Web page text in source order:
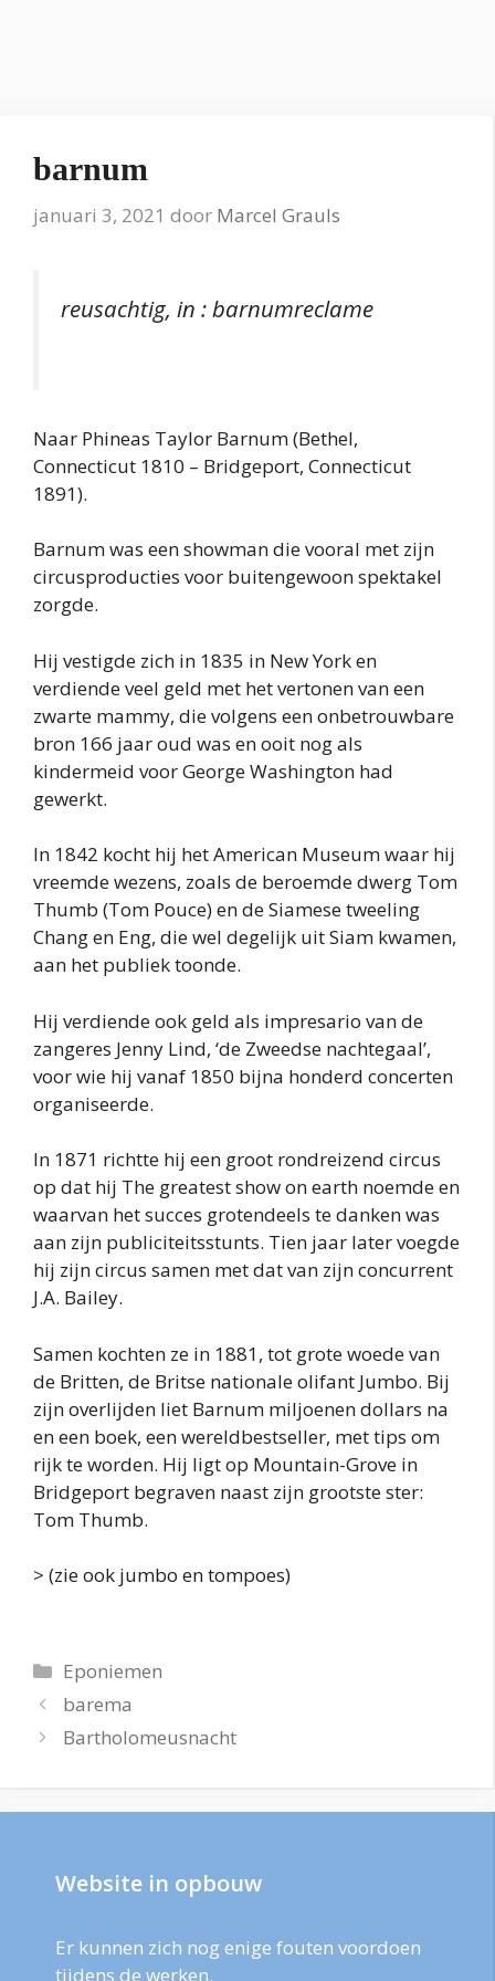
barnum
januari 3, 2021 door Marcel Grauls
reusachtig, in : barnumreclame
Naar Phineas Taylor Barnum (Bethel,
Connecticut 1810 – Bridgeport, Connecticut
1891).
Barnum was een showman die vooral met zijn
circusproducties voor buitengewoon spektakel
zorgde.
Hij vestigde zich in 1835 in New York en
verdiende veel geld met het vertonen van een
zwarte mammy, die volgens een onbetrouwbare
bron 166 jaar oud was en ooit nog als
kindermeid voor George Washington had
gewerkt.
In 1842 kocht hij het American Museum waar hij
vreemde wezens, zoals de beroemde dwerg Tom
Thumb (Tom Pouce) en de Siamese tweeling
Chang en Eng, die wel degelijk uit Siam kwamen,
aan het publiek toonde.
Hij verdiende ook geld als impresario van de
zangeres Jenny Lind, ‘de Zweedse nachtegaal’,
voor wie hij vanaf 1850 bijna honderd concerten
organiseerde.
In 1871 richtte hij een groot rondreizend circus
op dat hij The greatest show on earth noemde en
waarvan het succes grotendeels te danken was
aan zijn publiciteitsstunts. Tien jaar later voegde
hij zijn circus samen met dat van zijn concurrent
J.A. Bailey.
Samen kochten ze in 1881, tot grote woede van
de Britten, de Britse nationale olifant Jumbo. Bij
zijn overlijden liet Barnum miljoenen dollars na
en een boek, een wereldbestseller, met tips om
rijk te worden. Hij ligt op Mountain-Grove in
Bridgeport begraven naast zijn grootste ster:
Tom Thumb.
> (zie ook jumbo en tompoes)
Categorieën
Eponiemen
barema
Bartholomeusnacht
Website in opbouw
Er kunnen zich nog enige fouten voordoen
tijdens de werken.